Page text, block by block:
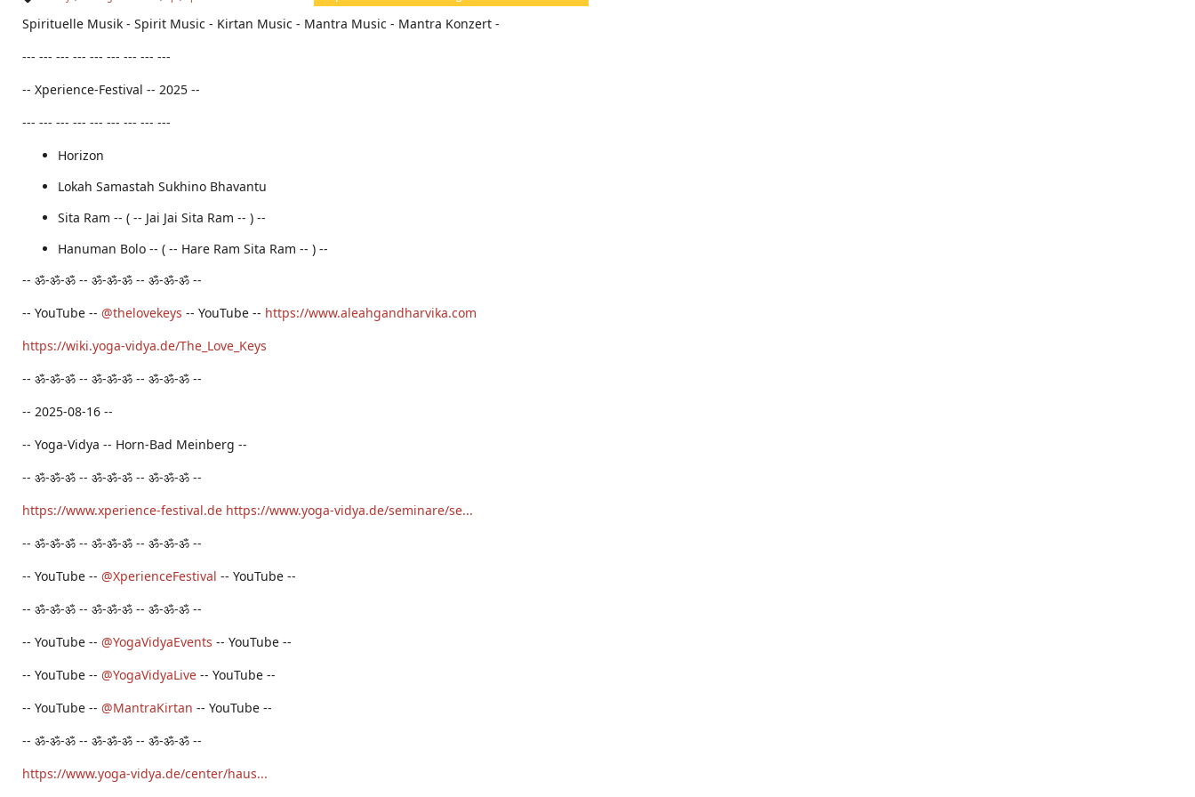
e
g
Spirituelle Musik - Spirit Music - Kirtan Music - Mantra Music - Mantra Konzert -
--- --- --- --- --- --- --- --- ---
-- Xperience-Festival -- 2025 --
--- --- --- --- --- --- --- --- ---
Horizon
Lokah Samastah Sukhino Bhavantu
Sita Ram -- ( -- Jai Jai Sita Ram -- ) --
Hanuman Bolo -- ( -- Hare Ram Sita Ram -- ) --
-- ॐ-ॐ-ॐ -- ॐ-ॐ-ॐ -- ॐ-ॐ-ॐ --
-- YouTube -- ‪@thelovekeys‬ -- YouTube -- https://www.aleahgandharvika.com
https://wiki.yoga-vidya.de/The_Love_Keys
-- ॐ-ॐ-ॐ -- ॐ-ॐ-ॐ -- ॐ-ॐ-ॐ --
-- 2025-08-16 --
-- Yoga-Vidya -- Horn-Bad Meinberg --
-- ॐ-ॐ-ॐ -- ॐ-ॐ-ॐ -- ॐ-ॐ-ॐ --
https://www.xperience-festival.de https://www.yoga-vidya.de/seminare/se...
-- ॐ-ॐ-ॐ -- ॐ-ॐ-ॐ -- ॐ-ॐ-ॐ --
-- YouTube -- ‪@XperienceFestival‬ -- YouTube --
-- ॐ-ॐ-ॐ -- ॐ-ॐ-ॐ -- ॐ-ॐ-ॐ --
-- YouTube -- ‪@YogaVidyaEvents‬ -- YouTube --
-- YouTube -- ‪@YogaVidyaLive‬ -- YouTube --
-- YouTube -- ‪@MantraKirtan‬ -- YouTube --
-- ॐ-ॐ-ॐ -- ॐ-ॐ-ॐ -- ॐ-ॐ-ॐ --
https://www.yoga-vidya.de/center/haus...